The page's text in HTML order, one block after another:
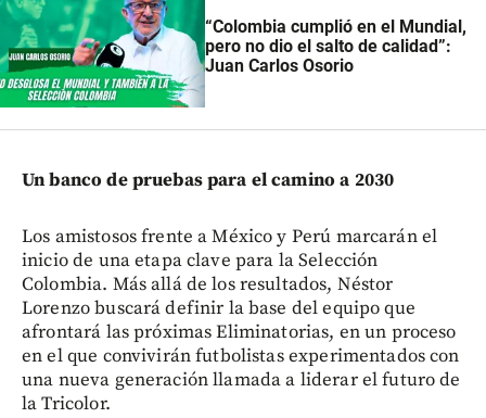
“Colombia cumplió en el Mundial,
pero no dio el salto de calidad”:
Juan Carlos Osorio
Un banco de pruebas para el camino a 2030
Los amistosos frente a México y Perú marcarán el
inicio de una etapa clave para la Selección
Colombia. Más allá de los resultados, Néstor
Lorenzo buscará definir la base del equipo que
afrontará las próximas Eliminatorias, en un proceso
en el que convivirán futbolistas experimentados con
una nueva generación llamada a liderar el futuro de
la Tricolor.